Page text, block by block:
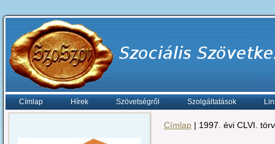
Címlap Hírek Szövetségről Szolgáltatások
Címlap | 1997. évi CLVI.